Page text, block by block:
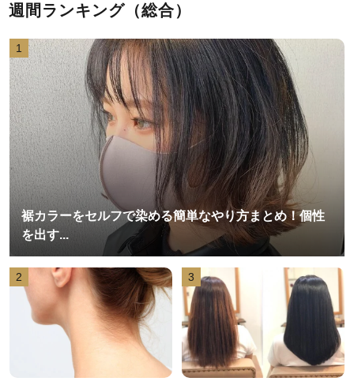
週間ランキング（総合）
1
裾カラーをセルフで染める簡単なやり方まとめ！個性
を出す...
2 3